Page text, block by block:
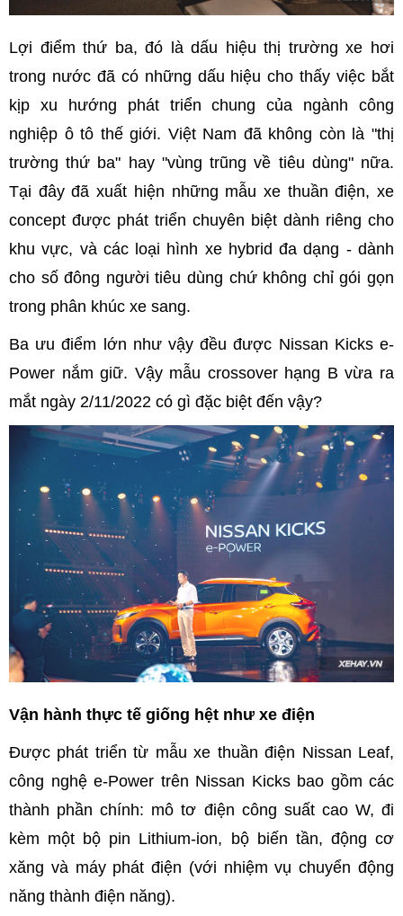
Lợi điểm thứ ba, đó là dấu hiệu thị trường xe hơi
trong nước đã có những dấu hiệu cho thấy việc bắt
kịp xu hướng phát triển chung của ngành công
nghiệp ô tô thế giới. Việt Nam đã không còn là "thị
trường thứ ba" hay "vùng trũng về tiêu dùng" nữa.
Tại đây đã xuất hiện những mẫu xe thuần điện, xe
concept được phát triển chuyên biệt dành riêng cho
khu vực, và các loại hình xe hybrid đa dạng - dành
cho số đông người tiêu dùng chứ không chỉ gói gọn
trong phân khúc xe sang.
Ba ưu điểm lớn như vậy đều được Nissan Kicks e-
Power nắm giữ. Vậy mẫu crossover hạng B vừa ra
mắt ngày 2/11/2022 có gì đặc biệt đến vậy?
Vận hành thực tế giống hệt như xe điện
Được phát triển từ mẫu xe thuần điện Nissan Leaf,
công nghệ e-Power trên Nissan Kicks bao gồm các
thành phần chính: mô tơ điện công suất cao W, đi
kèm một bộ pin Lithium-ion, bộ biến tần, động cơ
xăng và máy phát điện (với nhiệm vụ chuyển động
năng thành điện năng).